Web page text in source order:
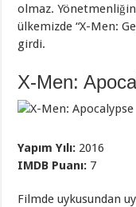
olmaz.
ülkemizde “X-Men:
girdi.
X-Men:
Yapım Yılı: 2016
IMDB Puanı: 7
Filmde uykusundan